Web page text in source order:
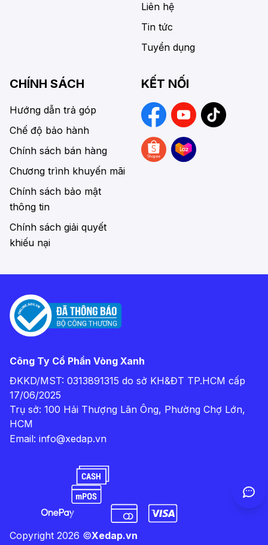
Liên hệ
Tin tức
Tuyển dụng
CHÍNH SÁCH
Hướng dẫn trả góp
Chế độ bảo hành
Chính sách bán hàng
Chương trình khuyến mãi
Chính sách bảo mật
thông tin
Chính sách giải quyết
khiếu nại
KẾT NỐI
Công Ty Cổ Phần Vòng Xanh
ĐKKD/MST: 0313891315 do sở KH&ĐT TP.HCM cấp
17/06/2025
Trụ sở: 100 Hải Thượng Lãn Ông, Phường Chợ Lớn,
HCM
Email: info@xedap.vn
Copyright 2026 ©Xedap.vn